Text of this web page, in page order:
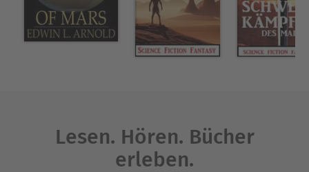
Lesen. Hören. Bücher
erleben.